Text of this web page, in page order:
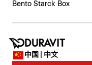
Bento Starck Box
中国 | 中文